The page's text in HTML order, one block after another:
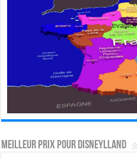
MEILLEUR PRIX POUR DISNEYLLAND